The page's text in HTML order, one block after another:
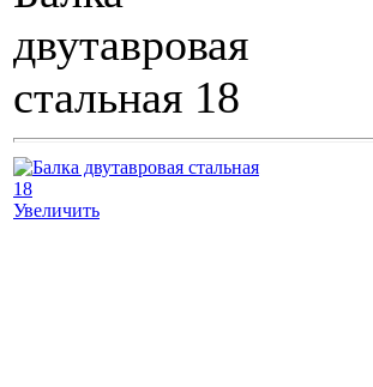
двутавровая
стальная 18
Увеличить